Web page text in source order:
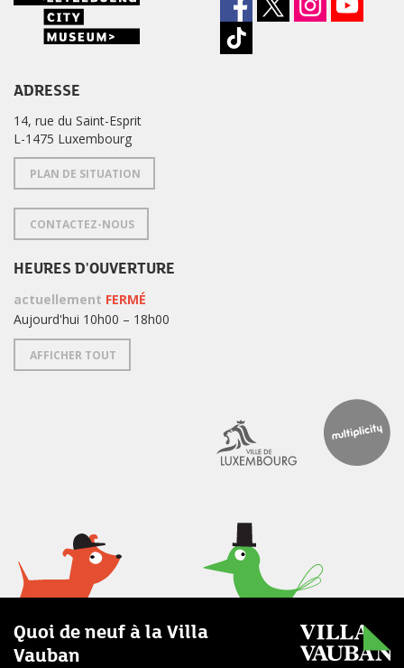
ADRESSE
14, rue du Saint-Esprit
L-1475 Luxembourg
PLAN DE SITUATION
CONTACTEZ-NOUS
HEURES D'OUVERTURE
actuellement FERMÉ
Aujourd'hui 10h00 – 18h00
AFFICHER TOUT
Quoi de neuf à la Villa
Vauban